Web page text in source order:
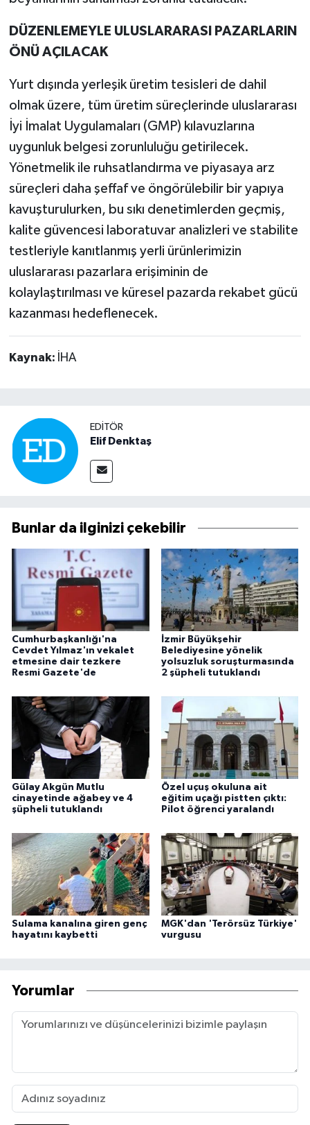
DÜZENLEMEYLE ULUSLARARASI PAZARLARIN
ÖNÜ AÇILACAK
Yurt dışında yerleşik üretim tesisleri de dahil
olmak üzere, tüm üretim süreçlerinde uluslararası
İyi İmalat Uygulamaları (GMP) kılavuzlarına
uygunluk belgesi zorunluluğu getirilecek.
Yönetmelik ile ruhsatlandırma ve piyasaya arz
süreçleri daha şeffaf ve öngörülebilir bir yapıya
kavuşturulurken, bu sıkı denetimlerden geçmiş,
kalite güvencesi laboratuvar analizleri ve stabilite
testleriyle kanıtlanmış yerli ürünlerimizin
uluslararası pazarlara erişiminin de
kolaylaştırılması ve küresel pazarda rekabet gücü
kazanması hedeflenecek.
Kaynak: İHA
EDITÖR
Elif Denktaş
Bunlar da ilginizi çekebilir
Cumhurbaşkanlığı'na
Cevdet Yılmaz'ın vekalet
etmesine dair tezkere
Resmi Gazete'de
İzmir Büyükşehir
Belediyesine yönelik
yolsuzluk soruşturmasında
2 şüpheli tutuklandı
Gülay Akgün Mutlu
cinayetinde ağabey ve 4
şüpheli tutuklandı
Özel uçuş okuluna ait
eğitim uçağı pistten çıktı:
Pilot öğrenci yaralandı
Sulama kanalına giren genç
hayatını kaybetti
MGK'dan 'Terörsüz Türkiye'
vurgusu
Yorumlar